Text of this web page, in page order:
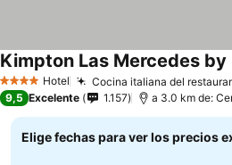
4 EstrellasHotel Cocina italiana del
Kimpton Las Mercedes by
9,5 Excelente 1.157 a 3.0 km de:
Elige fechas para ver los precios